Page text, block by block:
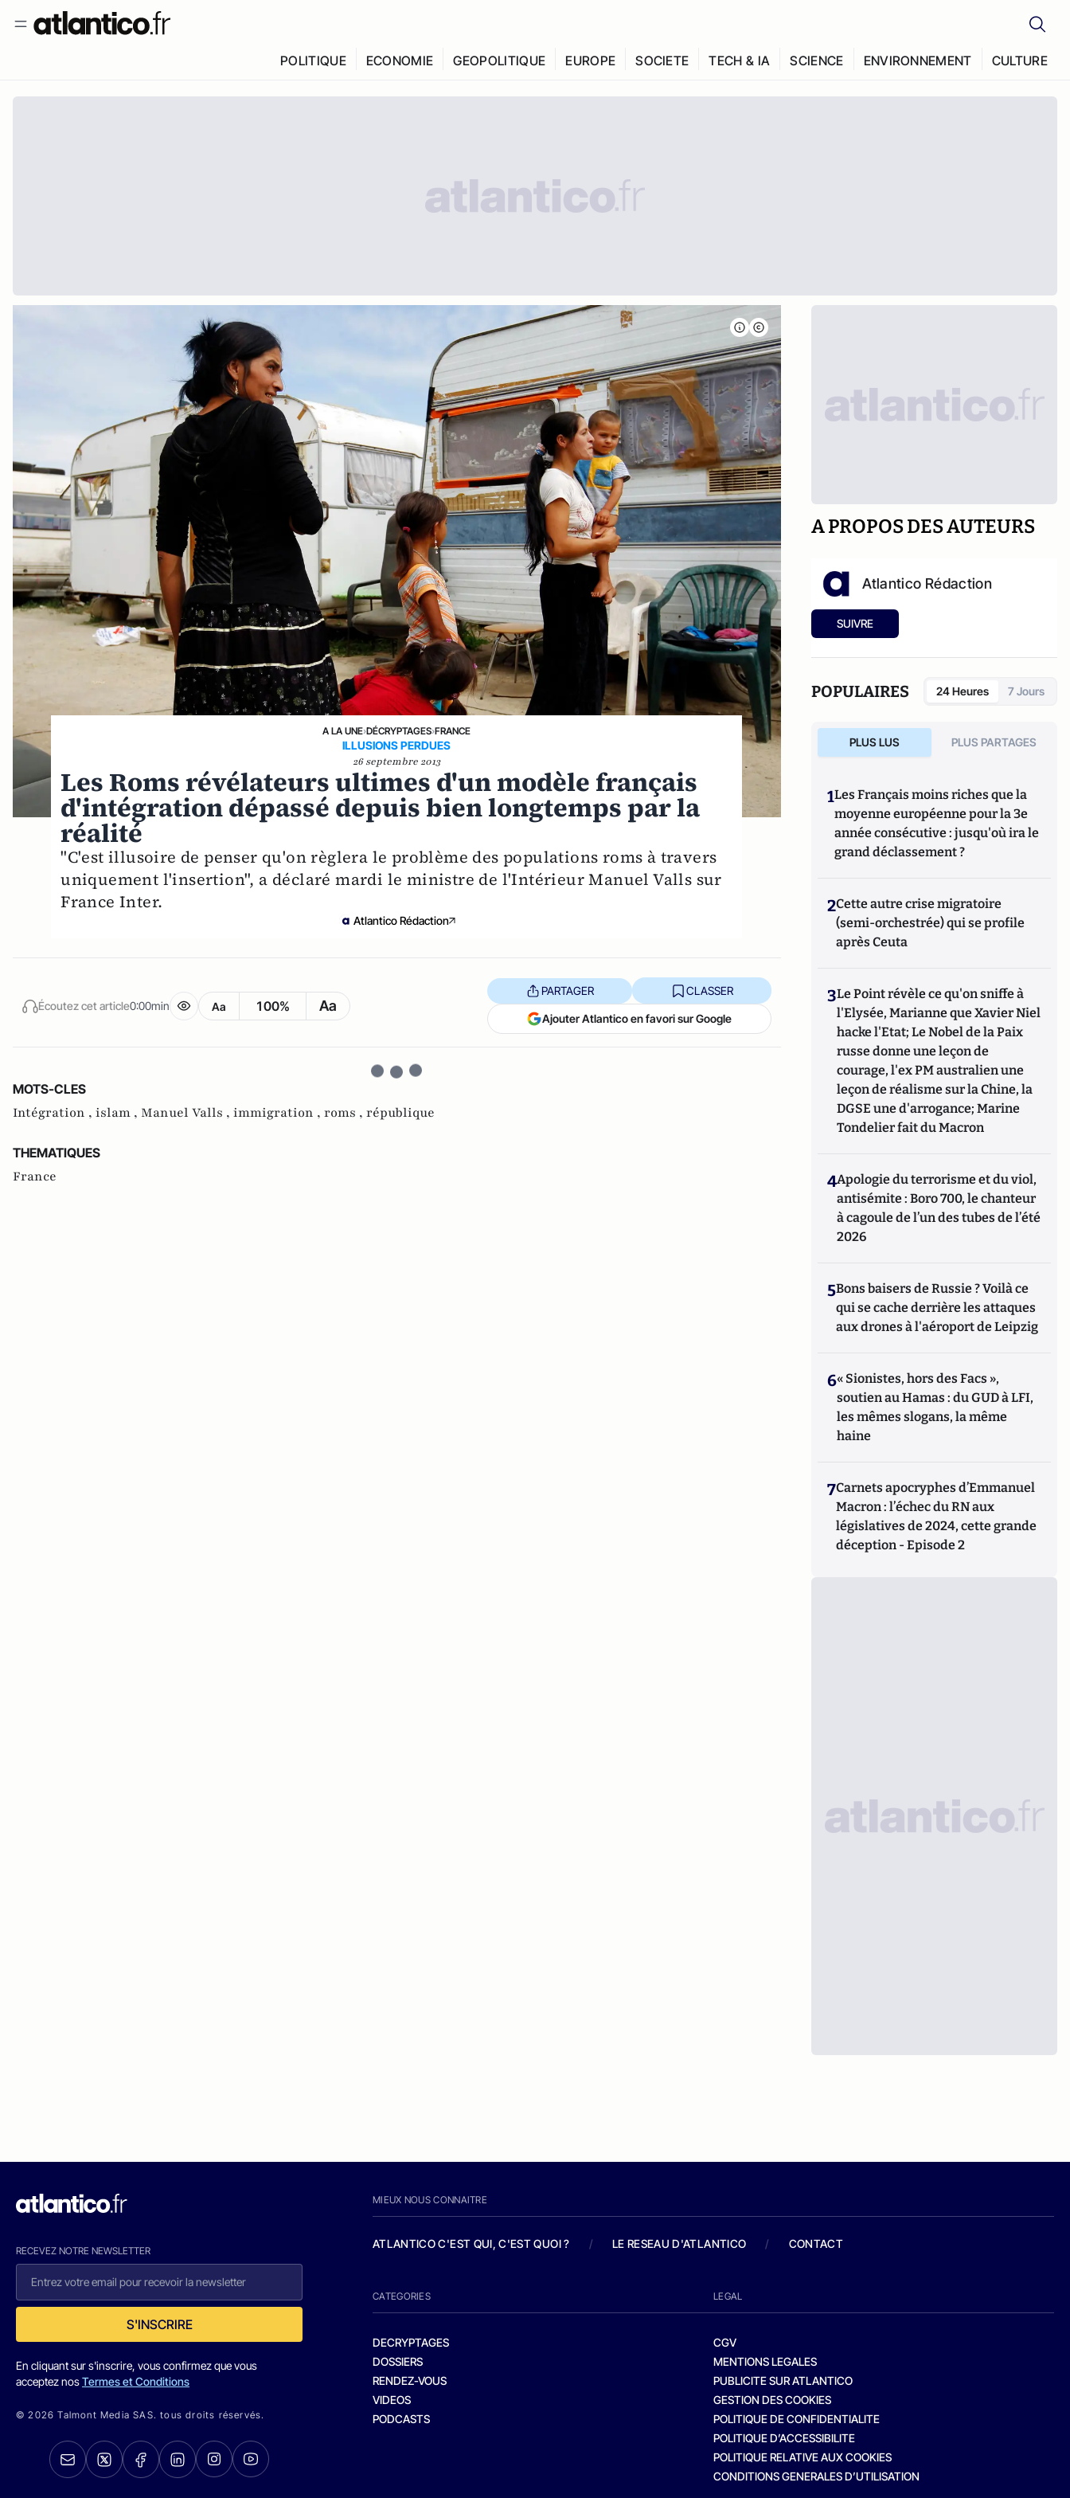
POLITIQUE ECONOMIE GEOPOLITIQUE EUROPE SOCIETE TECH & IA SCIENCE ENVIRONNEMENT CULTURE
A LA UNE›DÉCRYPTAGES›FRANCE
ILLUSIONS PERDUES
26 septembre 2013
Les Roms révélateurs ultimes d'un modèle français
d'intégration dépassé depuis bien longtemps par la
réalité
"C'est illusoire de penser qu'on règlera le problème des populations roms à travers
uniquement l'insertion", a déclaré mardi le ministre de l'Intérieur Manuel Valls sur
France Inter.
Atlantico Rédaction
Écoutez cet article0:00min Aa 100% Aa
PARTAGER CLASSER
Ajouter Atlantico en favori sur Google
MOTS-CLES
Intégration , islam , Manuel Valls , immigration , roms , république
THEMATIQUES
France
A PROPOS DES AUTEURS
Atlantico Rédaction
SUIVRE
POPULAIRES 24 Heures 7 Jours
PLUS LUS PLUS PARTAGES
1Les Français moins riches que la
moyenne européenne pour la 3e
année consécutive : jusqu'où ira le
grand déclassement ?
2Cette autre crise migratoire
(semi-orchestrée) qui se profile
après Ceuta
3Le Point révèle ce qu'on sniffe à
l'Elysée, Marianne que Xavier Niel
hacke l'Etat; Le Nobel de la Paix
russe donne une leçon de
courage, l'ex PM australien une
leçon de réalisme sur la Chine, la
DGSE une d'arrogance; Marine
Tondelier fait du Macron
4Apologie du terrorisme et du viol,
antisémite : Boro 700, le chanteur
à cagoule de l’un des tubes de l’été
2026
5Bons baisers de Russie ? Voilà ce
qui se cache derrière les attaques
aux drones à l'aéroport de Leipzig
6« Sionistes, hors des Facs »,
soutien au Hamas : du GUD à LFI,
les mêmes slogans, la même
haine
7Carnets apocryphes d’Emmanuel
Macron : l’échec du RN aux
législatives de 2024, cette grande
déception - Episode 2
RECEVEZ NOTRE NEWSLETTER
S'INSCRIRE
En cliquant sur s'inscrire, vous confirmez que vous
acceptez nosTermes et Conditions
© 2026 Talmont Media SAS. tous droits réservés.
MIEUX NOUS CONNAITRE
ATLANTICO C'EST QUI, C'EST QUOI ? / LE RESEAU D'ATLANTICO / CONTACT
CATEGORIES
DECRYPTAGES
DOSSIERS
RENDEZ-VOUS
VIDEOS
PODCASTS
LEGAL
CGV
MENTIONS LEGALES
PUBLICITE SUR ATLANTICO
GESTION DES COOKIES
POLITIQUE DE CONFIDENTIALITE
POLITIQUE D’ACCESSIBILITE
POLITIQUE RELATIVE AUX COOKIES
CONDITIONS GENERALES D’UTILISATION